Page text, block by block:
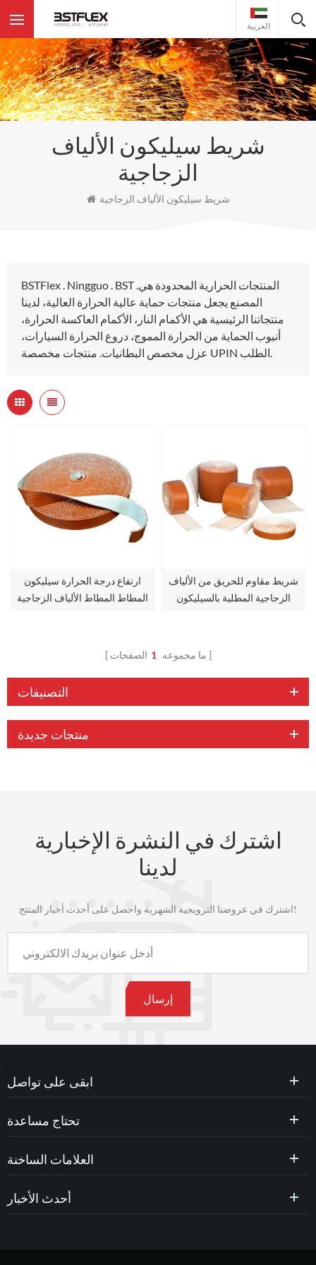
العربية
شريط سيليكون الألياف
الزجاجية
شريط سيليكون الألياف الزجاجية
BSTFlex . Ningguo . BST .المنتجات الحرارية المحدودة هي
المصنع يجعل منتجات حماية عالية الحرارة العالية، لدينا
منتجاتنا الرئيسية هي الأكمام النار، الأكمام العاكسة الحرارة،
أنبوب الحماية من الحرارة المموج، دروع الحرارة السيارات،
ارتفاع درجة الحرارة سيليكون
المطاط المطاط الألياف الزجاجية
شريط مقاوم للحريق من الألياف
الزجاجية المطلية بالسيليكون
ما مجموعه 1 الصفحات
التصنيفات
منتجات جديدة
اشترك في النشرة الإخبارية
لدينا
اشترك في عروضنا الترويجية الشهرية واحصل على أحدث أخبار المنتج!
ابقى على تواصل
تحتاج مساعدة
العلامات الساخنة
أحدث الأخبار